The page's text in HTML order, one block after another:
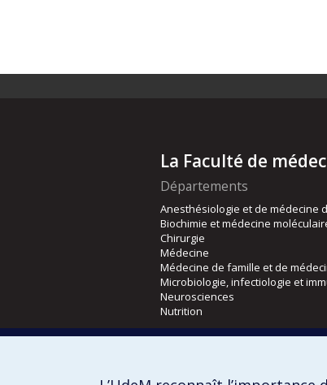
La Faculté de
Départements
Anesthésiologie et de médecine
Biochimie et médecine
Chirurgie
Médecine
Médecine de famille et de
Microbiologie, infectiologie et
Neurosciences
Nutrition